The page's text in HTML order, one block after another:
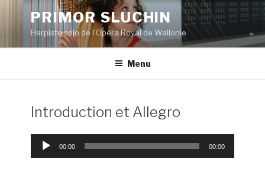
contenu
principal
PRIMOR SLUCHIN
Harpiste solo de l’Opéra Royal de Wallonie
Menu
Introduction et Allegro
Lecteur
00:00 00:00